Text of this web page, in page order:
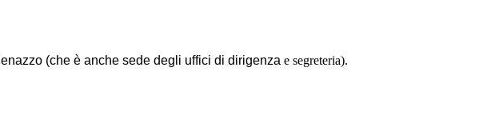
(che è anche sede degli uffici di dirigenza e segreteria).